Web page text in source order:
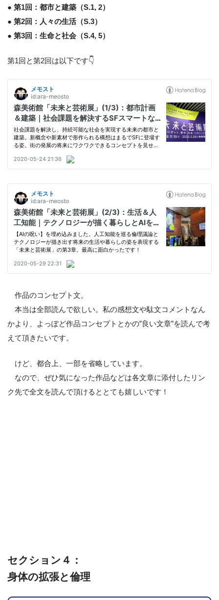
● 第1回：都市と建築（S.1, 2）
● 第2回：人々の生活（S.3）
● 第3回：生命と社会（S.4, 5）
第1回と第2回は以下です👇
作品のコンセプト文。
本当は全部読んで欲しい。私の感想文や駄文コメントなん
かより、よっぽど作品コンセプトとかの”良い文章”を読んで考
えて頂きたいです。
けど、都合上、一部を省略しています。
なので、ぜひ気になった作品などは各文章に添付したリン
ク先で全文を読んで頂けるととても嬉しいです！
セクション４：
身体の拡張と倫理